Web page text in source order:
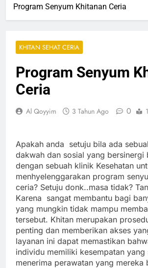
Program Senyum Khitanan Ceria
KHITAN SEHAT CERIA
Program Senyum
Ceria
Al Qoyyim 3 Tahun Ago 0
Apakah anda setuju bila ada
dakwah dan sosial yang bersinergi
dengan sebuah klinik Kesehatan
menhyelenggarakan program
ceria? Setuju donk..masa tidak?
Karena sangat membantu bagi
yang mungkin tidak mampu
tersebut. Khitan merupakan
penting dan memberikan akses
layanan ini dapat memastikan
individu memiliki kesempatan yang
menerima perawatan yang mereka